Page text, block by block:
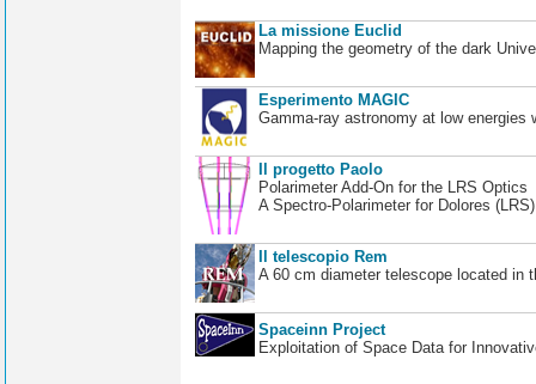
La missione Euclid
Mapping the geometry of the dark
Esperimento MAGIC
Gamma-ray astronomy at low energies
Il progetto Paolo
Polarimeter Add-On for the LRS Optics
A Spectro-Polarimeter for Dolores
Il telescopio Rem
A 60 cm diameter telescope located in
Spaceinn Project
Exploitation of Space Data for